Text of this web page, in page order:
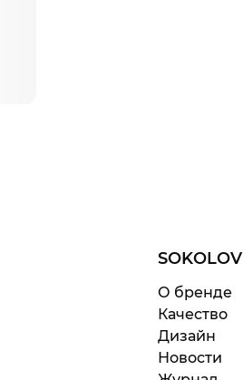
SOKOLOV
О бренде
Качество
Дизайн
Новости